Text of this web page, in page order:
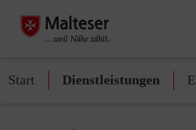
Start Dienstleistungen